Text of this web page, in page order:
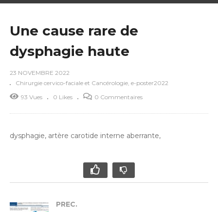
Une cause rare de
dysphagie haute
23 NOVEMBRE 2022
Chirurgie cervico-faciale et Cancérologie e-poster2022
93 Vues
0 Likes 0 Commentaires
dysphagie, artère carotide interne aberrante,
PREC.